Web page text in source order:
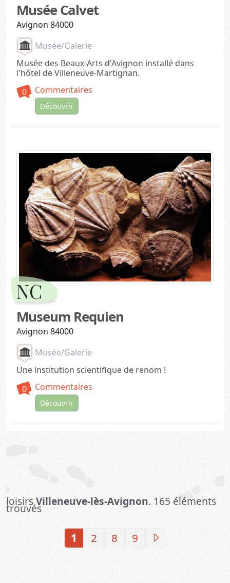
Musée Calvet
Avignon 84000
Musée/Galerie
Musée des Beaux-Arts d'Avignon installé dans
l'hôtel de Villeneuve-Martignan.
0
Commentaires
Découvrir
NC
Museum Requien
Avignon 84000
Musée/Galerie
Une institution scientifique de renom !
0
Commentaires
Découvrir
loisirsVilleneuve-lès-Avignon. 165 éléments
trouvés
1 2 8 9